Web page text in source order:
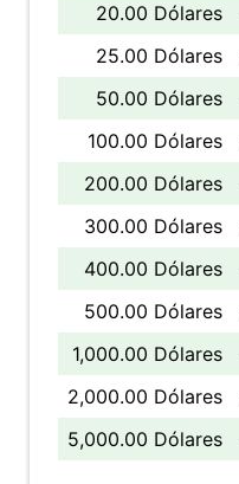
20.00 Dólares
25.00 Dólares
50.00 Dólares
100.00 Dólares
200.00 Dólares
300.00 Dólares
400.00 Dólares
500.00 Dólares
1,000.00 Dólares
2,000.00 Dólares
5,000.00 Dólares